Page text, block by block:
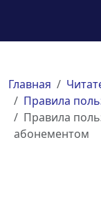
Главная
Правила
Правила
абонементом